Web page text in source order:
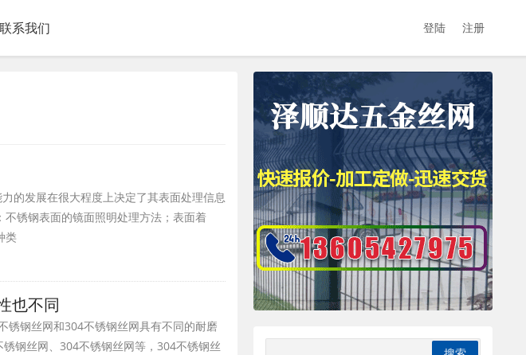
联系我们 登陆 注册
的发展在很大程度上决定了其表面处理信息
锈钢表面的镜面照明处理方法；表面着
类
也不同
锈钢丝网和304不锈钢丝网具有不同的耐磨
钢丝网、304不锈钢丝网等，304不锈钢丝